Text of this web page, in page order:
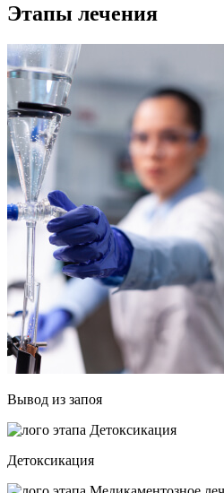
Этапы лечения
Вывод из запоя
Детоксикация